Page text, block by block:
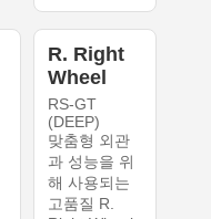
R. Right
Wheel
RS-GT
(DEEP)
맞춤형 외관
과 성능을 위
해 사용되는
고품질 R.